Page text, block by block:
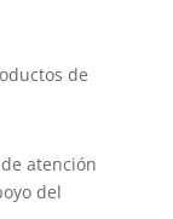
de
atención
del